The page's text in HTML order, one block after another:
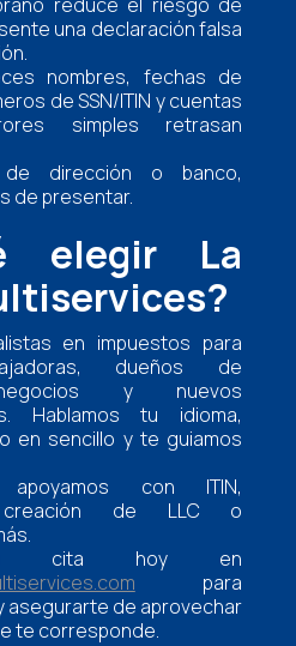
una declaración falsa
nombres, fechas de
de SSN/ITIN y cuentas
simples retrasan
dirección o banco,
de presentar.
elegir La
en impuestos para
dueños de
y nuevos
Hablamos tu idioma,
en sencillo y te guiamos
con ITIN,
creación de LLC o
cita hoy en
para
asegurarte de aprovechar
te corresponde.